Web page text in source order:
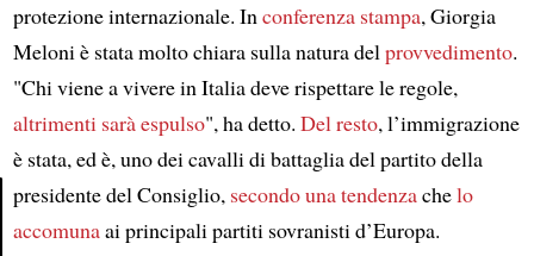
protezione internazionale. Inconferenza stampa, Giorgia
Meloni è stata molto chiara sulla natura delprovvedimento.
"Chi viene a vivere in Italia deve rispettare le regole,
altrimenti sarà espulso", ha detto. Del resto, l’immigrazione
è stata, ed è, uno dei cavalli di battaglia del partito della
presidente del Consiglio, secondouna tendenzachelo
accomunaai principali partiti sovranisti d’Europa.